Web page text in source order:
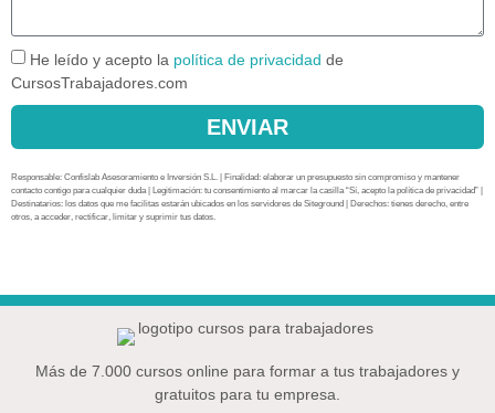
He leído y acepto la política de privacidad de
CursosTrabajadores.com
ENVIAR
Responsable: Confislab Asesoramiento e Inversión S.L. | Finalidad: elaborar un presupuesto sin compromiso y mantener
contacto contigo para cualquier duda | Legitimación: tu consentimiento al marcar la casilla “Sí, acepto la política de privacidad” |
Destinatarios: los datos que me facilitas estarán ubicados en los servidores de Siteground | Derechos: tienes derecho, entre
otros, a acceder, rectificar, limitar y suprimir tus datos.
Más de 7.000 cursos online para formar a tus trabajadores y
gratuitos para tu empresa.